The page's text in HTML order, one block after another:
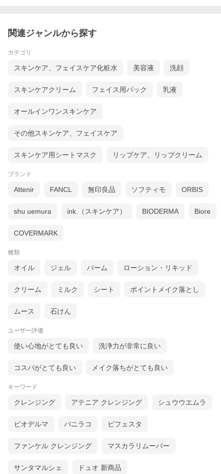
関連ジャンルから探す
カテゴリ
スキンケア、フェイスケア化粧水 美容液 洗顔
スキンケアクリーム フェイス用パック 乳液
オールインワンスキンケア
その他スキンケア、フェイスケア
スキンケア用シートマスク リップケア、リップクリーム
ブランド
Attenir FANCL 無印良品 ソフティモ ORBIS
shu uemura ink.（スキンケア） BIODERMA Biore
COVERMARK
種類
オイル ジェル バーム ローション・リキッド
クリーム ミルク シート ポイントメイク落とし
ムース 石けん
ユーザー評価
使い心地がとても良い 洗浄力が非常に良い
コスパがとても良い メイク落ちがとても良い
キーワード
クレンジング アテニア クレンジング シュウウエムラ
ビオデルマ バニラコ ビフェスタ
ファンケル クレンジング マスカラリムーバー
サンタマルシェ ドュオ 新商品